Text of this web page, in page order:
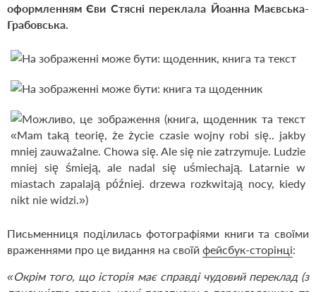
оформленнямЄви Стясні переклала Йоанна Маєвська-
Грабовська.
Письменниця поділилась фотографіями книги та своїми
враженнями про це видання на своїй фейсбук-сторінці:
«Окрім того, що історія має справді чудовий переклад (з